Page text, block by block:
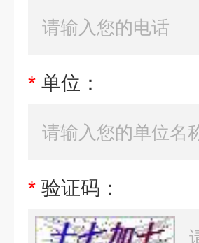
* 单位：
* 验证码：